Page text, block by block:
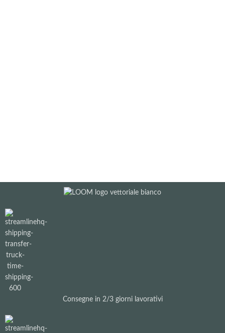
Consegne in 2/3 giorni lavorativi